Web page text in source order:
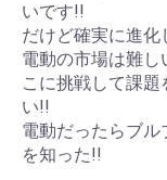
いです!!
だけど確実に進
電動の市場は難
こに挑戦して課
い!!
電動だったらブル
を知った!!